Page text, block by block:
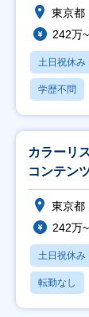
東京都
242万
土日祝休み
学歴不問
カラーリ
コンテン
東京都
242万
土日祝休み
転勤なし